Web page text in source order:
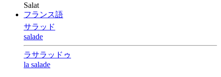
Salat
フランス語
サラッド
salade
ラサラッドゥ
la salade